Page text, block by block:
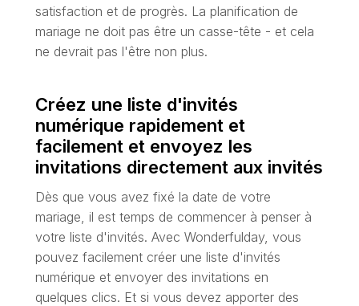
satisfaction et de progrès. La planification de
mariage ne doit pas être un casse-tête - et cela
ne devrait pas l'être non plus.
Créez une liste d'invités
numérique rapidement et
facilement et envoyez les
invitations directement aux invités
Dès que vous avez fixé la date de votre
mariage, il est temps de commencer à penser à
votre liste d'invités. Avec Wonderfulday, vous
pouvez facilement créer une liste d'invités
numérique et envoyer des invitations en
quelques clics. Et si vous devez apporter des